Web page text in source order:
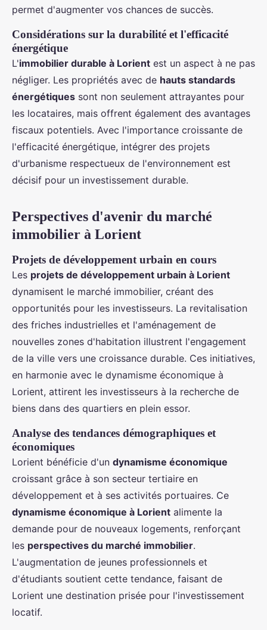
permet d'augmenter vos chances de succès.
Considérations sur la durabilité et l'efficacité
énergétique
L'immobilier durable à Lorient est un aspect à ne pas
négliger. Les propriétés avec de hauts standards
énergétiques sont non seulement attrayantes pour
les locataires, mais offrent également des avantages
fiscaux potentiels. Avec l'importance croissante de
l'efficacité énergétique, intégrer des projets
d'urbanisme respectueux de l'environnement est
décisif pour un investissement durable.
Perspectives d'avenir du marché
immobilier à Lorient
Projets de développement urbain en cours
Les projets de développement urbain à Lorient
dynamisent le marché immobilier, créant des
opportunités pour les investisseurs. La revitalisation
des friches industrielles et l'aménagement de
nouvelles zones d'habitation illustrent l'engagement
de la ville vers une croissance durable. Ces initiatives,
en harmonie avec le dynamisme économique à
Lorient, attirent les investisseurs à la recherche de
biens dans des quartiers en plein essor.
Analyse des tendances démographiques et
économiques
Lorient bénéficie d'un dynamisme économique
croissant grâce à son secteur tertiaire en
développement et à ses activités portuaires. Ce
dynamisme économique à Lorient alimente la
demande pour de nouveaux logements, renforçant
les perspectives du marché immobilier.
L'augmentation de jeunes professionnels et
d'étudiants soutient cette tendance, faisant de
Lorient une destination prisée pour l'investissement
locatif.